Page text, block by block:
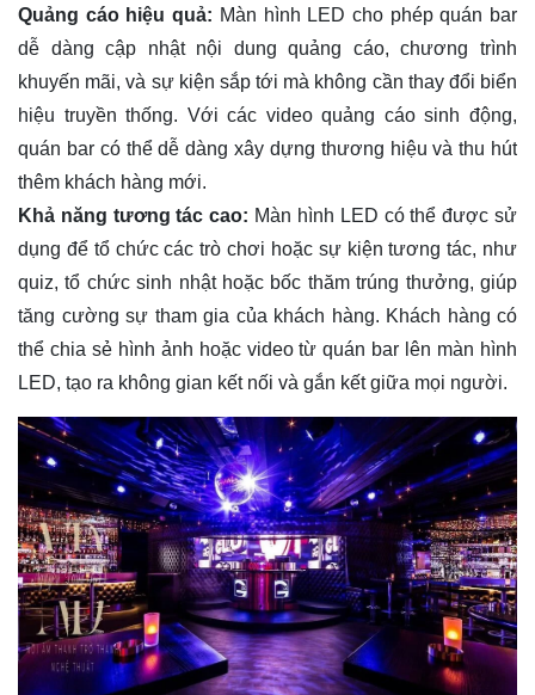
Quảng cáo hiệu quả: Màn hình LED cho phép quán bar
dễ dàng cập nhật nội dung quảng cáo, chương trình
khuyến mãi, và sự kiện sắp tới mà không cần thay đổi biển
hiệu truyền thống. Với các video quảng cáo sinh động,
quán bar có thể dễ dàng xây dựng thương hiệu và thu hút
thêm khách hàng mới.
Khả năng tương tác cao: Màn hình LED có thể được sử
dụng để tổ chức các trò chơi hoặc sự kiện tương tác, như
quiz, tổ chức sinh nhật hoặc bốc thăm trúng thưởng, giúp
tăng cường sự tham gia của khách hàng. Khách hàng có
thể chia sẻ hình ảnh hoặc video từ quán bar lên màn hình
LED, tạo ra không gian kết nối và gắn kết giữa mọi người.